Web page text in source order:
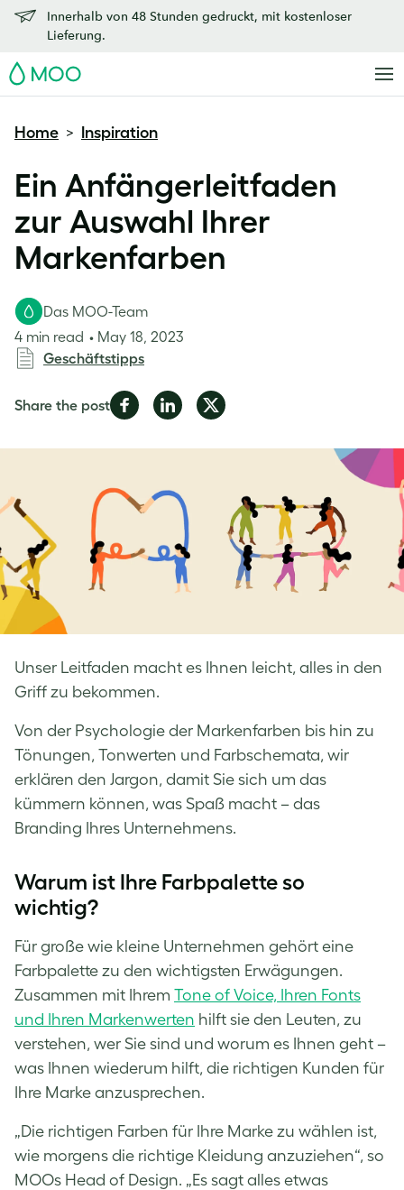
Innerhalb von 48 Stunden gedruckt, mit kostenloser
Lieferung.
MOO
Home > Inspiration
Ein Anfängerleitfaden
zur Auswahl Ihrer
Markenfarben
Unser Leitfaden macht es Ihnen leicht, alles in den
Griff zu bekommen.
Das MOO-Team
4 min read
May 18, 2023
Geschäftstipps
Share the postShare
Facebook
Share
LinkedIn
Share
Twitter
Von der Psychologie der Markenfarben bis hin zu
Tönungen, Tonwerten und Farbschemata, wir
erklären den Jargon, damit Sie sich um das
kümmern können, was Spaß macht – das
Branding Ihres Unternehmens.
Warum ist Ihre Farbpalette so
wichtig?
Für große wie kleine Unternehmen gehört eine
Farbpalette zu den wichtigsten Erwägungen.
Zusammen mit Ihrem Tone of Voice, Ihren Fonts
und Ihren Markenwerten hilft sie den Leuten, zu
verstehen, wer Sie sind und worum es Ihnen geht –
was Ihnen wiederum hilft, die richtigen Kunden für
Ihre Marke anzusprechen.
„Die richtigen Farben für Ihre Marke zu wählen ist,
wie morgens die richtige Kleidung anzuziehen“, so
MOOs Head of Design. „Es sagt alles etwas